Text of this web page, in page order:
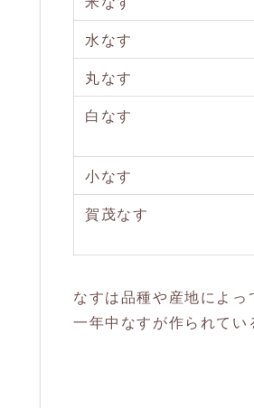
水なす
丸なす
白なす
小なす
賀茂なす
なすは品種や産地によ
一年中なすが作られてい